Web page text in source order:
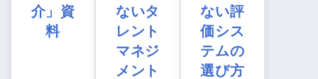
介」資
料
ないタ
レント
マネジ
メント
ない評
価シス
テムの
選び方